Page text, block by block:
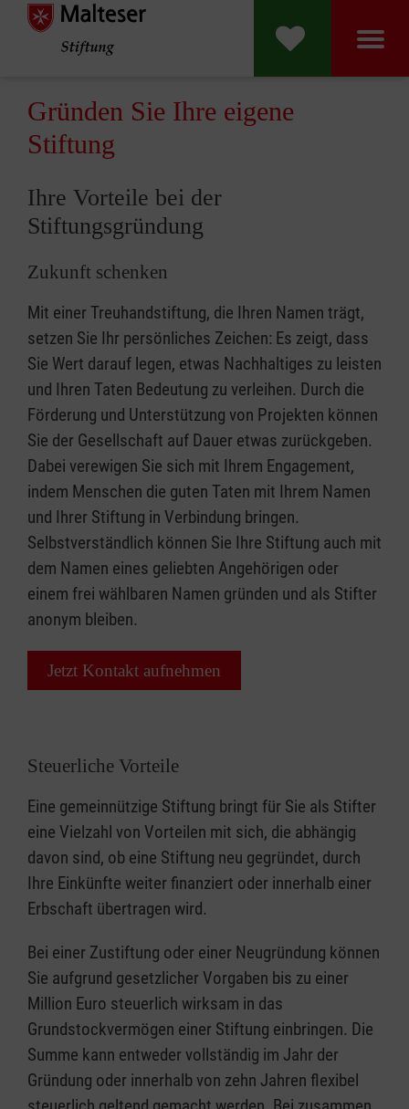
Gründen Sie Ihre eigene
Stiftung
Ihre Vorteile bei der
Stiftungsgründung
Zukunft schenken
Mit einer Treuhandstiftung, die Ihren Namen trägt,
setzen Sie Ihr persönliches Zeichen: Es zeigt, dass
Sie Wert darauf legen, etwas Nachhaltiges zu leisten
und Ihren Taten Bedeutung zu verleihen. Durch die
Förderung und Unterstützung von Projekten können
Sie der Gesellschaft auf Dauer etwas zurückgeben.
Dabei verewigen Sie sich mit Ihrem Engagement,
indem Menschen die guten Taten mit Ihrem Namen
und Ihrer Stiftung in Verbindung bringen.
Selbstverständlich können Sie Ihre Stiftung auch mit
dem Namen eines geliebten Angehörigen oder
einem frei wählbaren Namen gründen und als Stifter
anonym bleiben.
Jetzt Kontakt aufnehmen
Steuerliche Vorteile
Eine gemeinnützige Stiftung bringt für Sie als Stifter
eine Vielzahl von Vorteilen mit sich, die abhängig
davon sind, ob eine Stiftung neu gegründet, durch
Ihre Einkünfte weiter finanziert oder innerhalb einer
Erbschaft übertragen wird.
Bei einer Zustiftung oder einer Neugründung können
Sie aufgrund gesetzlicher Vorgaben bis zu einer
Million Euro steuerlich wirksam in das
Grundstockvermögen einer Stiftung einbringen. Die
Summe kann entweder vollständig im Jahr der
Gründung oder innerhalb von zehn Jahren flexibel